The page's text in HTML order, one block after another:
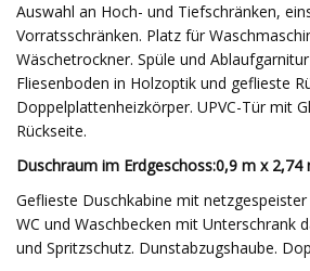
Auswahl an Hoch- und Tiefschränken,
Vorratsschränken. Platz für
Wäschetrockner. Spüle und
Fliesenboden in Holzoptik und geflieste
Doppelplattenheizkörper. UPVC-Tür mit
Rückseite.
Duschraum im Erdgeschoss:0,9 m x 2,74
Geflieste Duschkabine mit
WC und Waschbecken mit Unterschrank
und Spritzschutz. Dunstabzugshaube.